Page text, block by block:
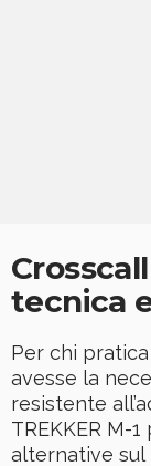
tecnica
Per chi
avesse la
resistente
TREKKER M-
alternative sul